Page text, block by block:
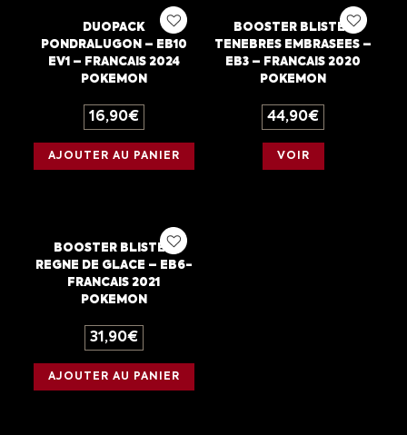
DUOPACK
PONDRALUGON – EB10
EV1 – FRANCAIS 2024
POKEMON
16,90€
AJOUTER AU PANIER
BOOSTER BLISTER
TENEBRES EMBRASEES –
EB3 – FRANCAIS 2020
POKEMON
44,90€
VOIR
BOOSTER BLISTER
REGNE DE GLACE – EB6-
FRANCAIS 2021
POKEMON
31,90€
AJOUTER AU PANIER